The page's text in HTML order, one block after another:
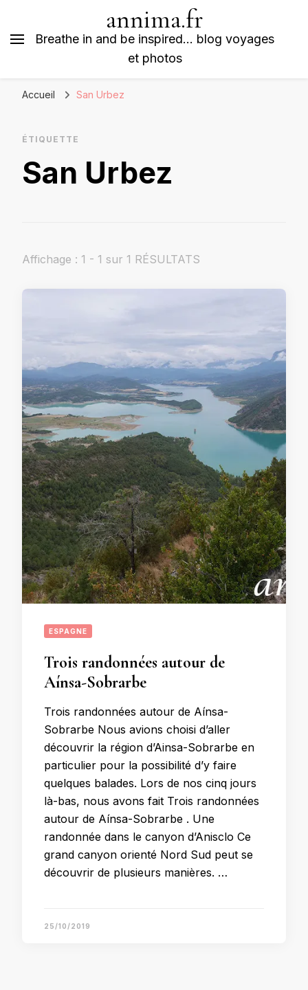
annima.fr
Breathe in and be inspired… blog voyages
et photos
Accueil San Urbez
ÉTIQUETTE
San Urbez
Affichage : 1 - 1 sur 1 RÉSULTATS
ESPAGNE
Trois randonnées autour de
Aínsa-Sobrarbe
Trois randonnées autour de Aínsa-
Sobrarbe Nous avions choisi d’aller
découvrir la région d’Ainsa-Sobrarbe en
particulier pour la possibilité d’y faire
quelques balades. Lors de nos cinq jours
là-bas, nous avons fait Trois randonnées
autour de Aínsa-Sobrarbe . Une
randonnée dans le canyon d’Anisclo Ce
grand canyon orienté Nord Sud peut se
découvrir de plusieurs manières. …
25/10/2019